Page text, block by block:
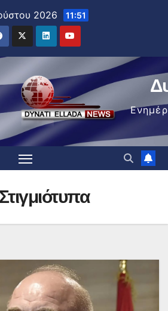
2026 11:51
Στιγμιότυπα